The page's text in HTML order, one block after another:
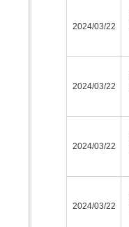
2024/03/22
2024/03/22
2024/03/22
2024/03/22